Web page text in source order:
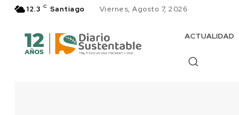
12.3 C Santiago Viernes, Agosto 7, 2026
ACTUALIDAD